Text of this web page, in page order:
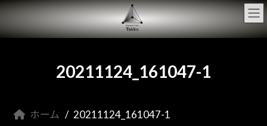
コ
テ
ナ
ゲ
20211124_161047-1
ホーム 20211124_161047-1